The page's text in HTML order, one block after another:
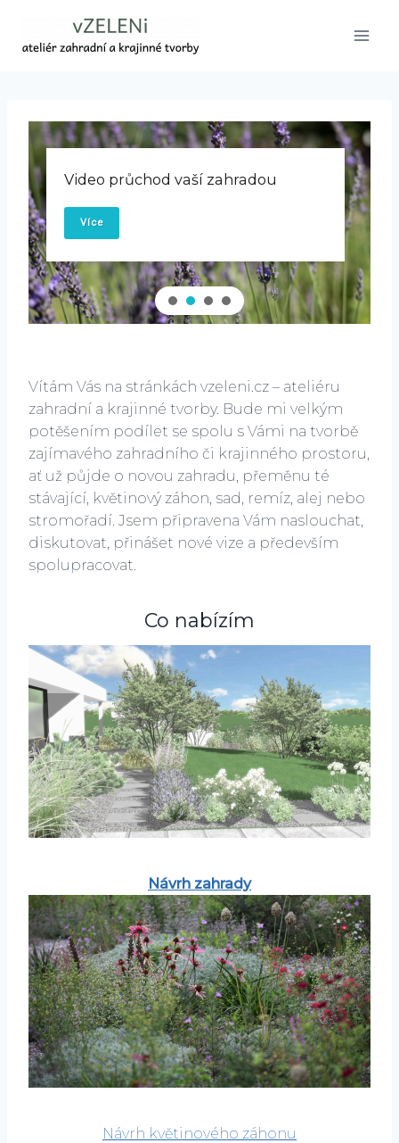
obsah
Video průchod vaší zahradou
Více
Vítám Vás na stránkách vzeleni.cz – ateliéru
zahradní a krajinné tvorby. Bude mi velkým
potěšením podílet se spolu s Vámi na tvorbě
zajímavého zahradního či krajinného prostoru,
ať už půjde o novou zahradu, přeměnu té
stávající, květinový záhon, sad, remíz, alej nebo
stromořadí. Jsem připravena Vám naslouchat,
diskutovat, přinášet nové vize a především
spolupracovat.
Co nabízím
Návrh zahrady
Návrh květinového záhonu